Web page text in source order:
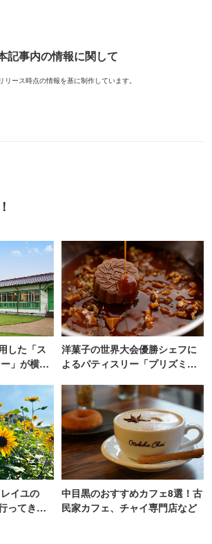
記事内の情報に関して
ース時点の情報を基に制作しています。
した「ス
」が横
洋菓子の世界大会優勝シェフに
よるパティスリー「プリズミッ
イユの
ってき
中目黒のおすすめカフェ8選！古
民家カフェ、チャイ専門店など